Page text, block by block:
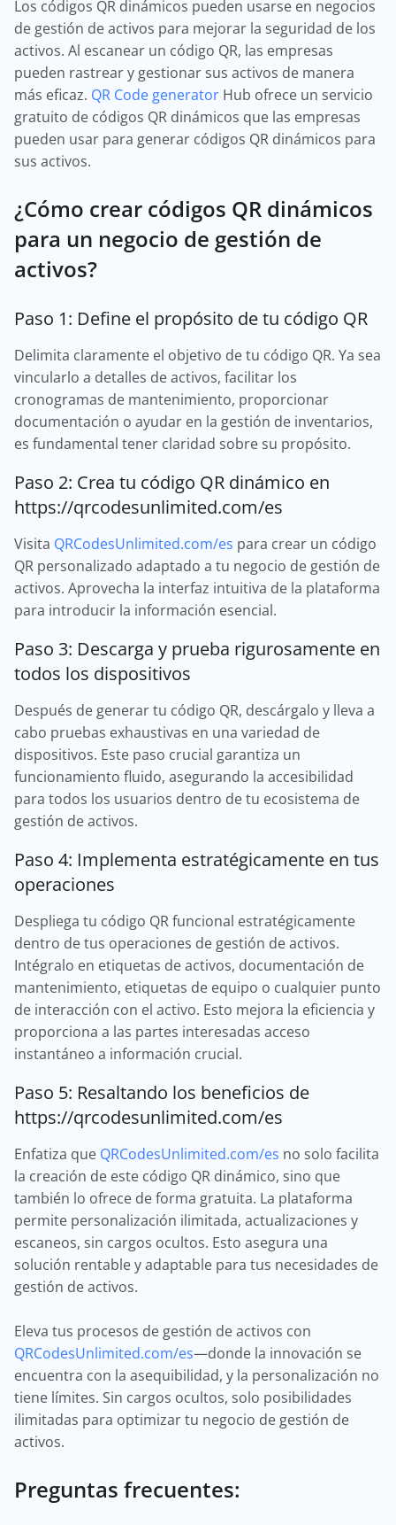
Los códigos QR dinámicos pueden usarse en negocios
de gestión de activos para mejorar la seguridad de los
activos. Al escanear un código QR, las empresas
pueden rastrear y gestionar sus activos de manera
más eficaz. QR Code generator Hub ofrece un servicio
gratuito de códigos QR dinámicos que las empresas
pueden usar para generar códigos QR dinámicos para
sus activos.
¿Cómo crear códigos QR dinámicos
para un negocio de gestión de
activos?
Paso 1: Define el propósito de tu código QR
Delimita claramente el objetivo de tu código QR. Ya sea
vincularlo a detalles de activos, facilitar los
cronogramas de mantenimiento, proporcionar
documentación o ayudar en la gestión de inventarios,
es fundamental tener claridad sobre su propósito.
Paso 2: Crea tu código QR dinámico en
https://qrcodesunlimited.com/es
Visita QRCodesUnlimited.com/es para crear un código
QR personalizado adaptado a tu negocio de gestión de
activos. Aprovecha la interfaz intuitiva de la plataforma
para introducir la información esencial.
Paso 3: Descarga y prueba rigurosamente en
todos los dispositivos
Después de generar tu código QR, descárgalo y lleva a
cabo pruebas exhaustivas en una variedad de
dispositivos. Este paso crucial garantiza un
funcionamiento fluido, asegurando la accesibilidad
para todos los usuarios dentro de tu ecosistema de
gestión de activos.
Paso 4: Implementa estratégicamente en tus
operaciones
Despliega tu código QR funcional estratégicamente
dentro de tus operaciones de gestión de activos.
Intégralo en etiquetas de activos, documentación de
mantenimiento, etiquetas de equipo o cualquier punto
de interacción con el activo. Esto mejora la eficiencia y
proporciona a las partes interesadas acceso
instantáneo a información crucial.
Paso 5: Resaltando los beneficios de
https://qrcodesunlimited.com/es
Enfatiza que QRCodesUnlimited.com/es no solo facilita
la creación de este código QR dinámico, sino que
también lo ofrece de forma gratuita. La plataforma
permite personalización ilimitada, actualizaciones y
escaneos, sin cargos ocultos. Esto asegura una
solución rentable y adaptable para tus necesidades de
gestión de activos.
Eleva tus procesos de gestión de activos con
QRCodesUnlimited.com/es—donde la innovación se
encuentra con la asequibilidad, y la personalización no
tiene límites. Sin cargos ocultos, solo posibilidades
ilimitadas para optimizar tu negocio de gestión de
activos.
Preguntas frecuentes: